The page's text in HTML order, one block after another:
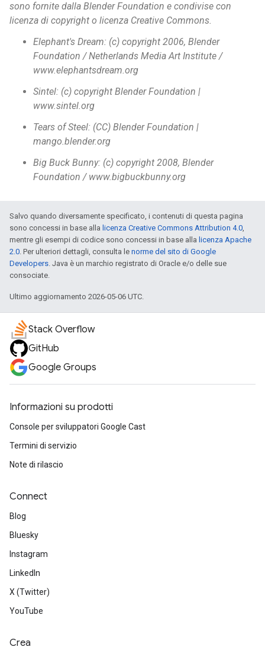
sono fornite dalla Blender Foundation e condivise con
licenza di copyright o licenza Creative Commons.
Elephant's Dream: (c) copyright 2006, Blender
Foundation / Netherlands Media Art Institute /
www.elephantsdream.org
Sintel: (c) copyright Blender Foundation |
www.sintel.org
Tears of Steel: (CC) Blender Foundation |
mango.blender.org
Big Buck Bunny: (c) copyright 2008, Blender
Foundation / www.bigbuckbunny.org
Salvo quando diversamente specificato, i contenuti di questa pagina
sono concessi in base alla licenza Creative Commons Attribution 4.0,
mentre gli esempi di codice sono concessi in base alla licenza Apache
2.0. Per ulteriori dettagli, consulta le norme del sito di Google
Developers. Java è un marchio registrato di Oracle e/o delle sue
consociate.
Ultimo aggiornamento 2026-05-06 UTC.
Stack Overflow
GitHub
Google Groups
Informazioni su prodotti
Console per sviluppatori Google Cast
Termini di servizio
Note di rilascio
Connect
Blog
Bluesky
Instagram
LinkedIn
X (Twitter)
YouTube
Crea